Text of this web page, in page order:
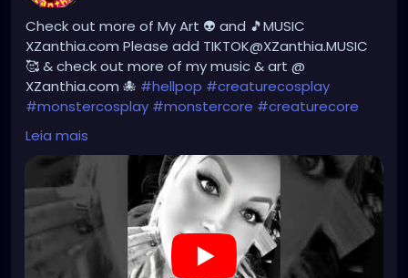
Check out more of My Art 👽 and 🎵MUSIC
XZanthia.com Please add TIKTOK@XZanthia.MUSIC
🥰 & check out more of my music & art @
XZanthia.com 🐙 #hellpop #creaturecosplay
#monstercosplay #monstercore #creaturecore
#dommymommy
#clowncore
#darkpop
#gothic#gothgirl
#alternative
#dark#creepyart #gothicstyle #gothgoth
#gothaesthetic#gothicgirl#metal#alternativegirl
#steampunkgirl#art
#helloween
https://youtube.com/shorts/7NF4Zk_FG3E?
feature=share
Leia mais